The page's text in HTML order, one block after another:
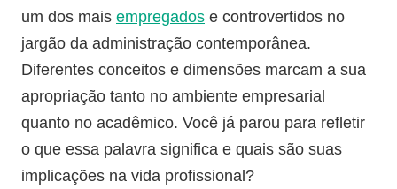
um dos mais empregados e controvertidos no
jargão da administração contemporânea.
Diferentes conceitos e dimensões marcam a sua
apropriação tanto no ambiente empresarial
quanto no acadêmico. Você já parou para refletir
o que essa palavra significa e quais são suas
implicações na vida profissional?